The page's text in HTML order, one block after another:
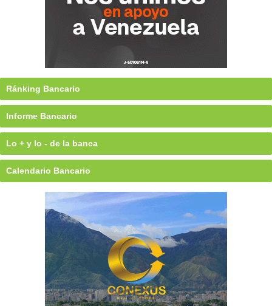
Ránking Bancario
Informe Bancario
Lo + y lo - de la banca
Calendario Bancario